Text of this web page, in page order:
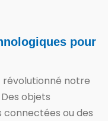
pour
révolutionné notre
objets
ou des